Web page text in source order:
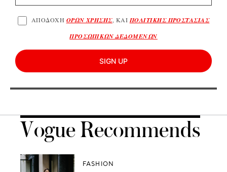
ΑΠΟΔΟΧΗ ΟΡΩΝ ΧΡΗΣΗΣ, ΚΑΙ ΠΟΛΙΤΙΚΗΣ ΠΡΟΣΤΑΣΙΑΣ
ΠΡΟΣΩΠΙΚΩΝ ΔΕΔΟΜΕΝΩΝ
SIGN UP
Vogue Recommends
FASHION